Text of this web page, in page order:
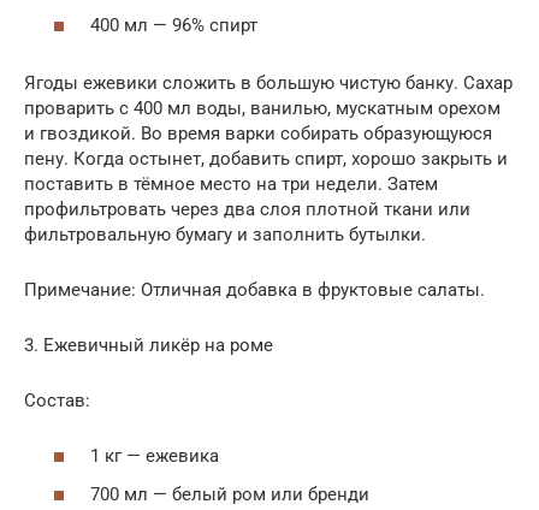
400 мл — 96% спирт
Ягоды ежевики сложить в большую чистую банку. Сахар
проварить с 400 мл воды, ванилью, мускатным орехом
и гвоздикой. Во время варки собирать образующуюся
пену. Когда остынет, добавить спирт, хорошо закрыть и
поставить в тёмное место на три недели. Затем
профильтровать через два слоя плотной ткани или
фильтровальную бумагу и заполнить бутылки.
Примечание: Отличная добавка в фруктовые салаты.
3. Ежевичный ликёр на роме
Состав:
1 кг — ежевика
700 мл — белый ром или бренди